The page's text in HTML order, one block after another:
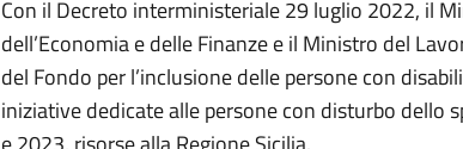
Con il Decreto interministeriale 29 luglio 2022, il
dell’Economia e delle Finanze e il Ministro del
del Fondo per l’inclusione delle persone con
iniziative dedicate alle persone con disturbo dello